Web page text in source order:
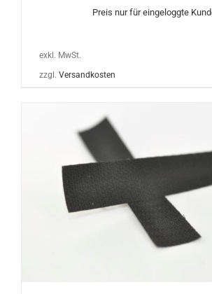
Preis nur für eingeloggte
exkl. MwSt.
zzgl. Versandkosten